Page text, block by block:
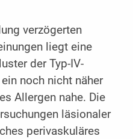
verzögerten
liegt eine
der Typ-IV-
noch nicht näher
Allergen nahe. Die
läsionaler
perivaskuläres